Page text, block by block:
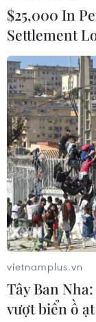
#Việt Nam-Lào
#Quan hệ hợp
Lào
$25,000 In
Settlement
vietnamplus.vn
Tây Ban
vượt biển ồ